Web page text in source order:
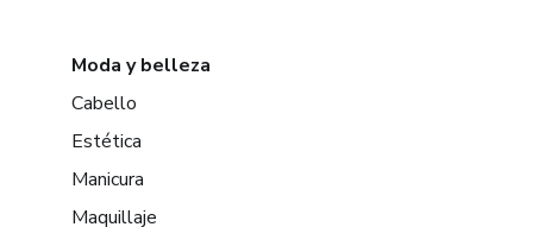
Moda y belleza
Cabello
Estética
Manicura
Maquillaje